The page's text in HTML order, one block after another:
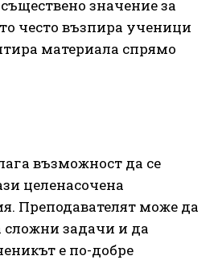
значение за
често възпира ученици
материала спрямо
възможност да се
целенасочена
Преподавателят може да
сложни задачи и да
е по-добре